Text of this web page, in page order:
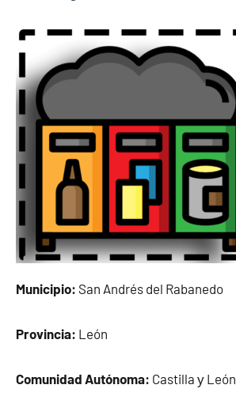
Municipio: San Andrés del Rabanedo
Provincia: León
Comunidad Autónoma: Castilla у León